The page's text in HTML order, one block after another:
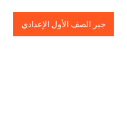
جبر الصف الأول الإعدادي